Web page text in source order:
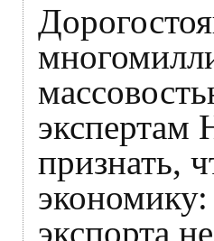
признать,
экспорта